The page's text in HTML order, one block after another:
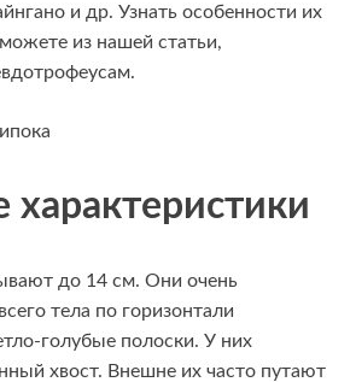
и др. Узнать особенности их
из нашей статьи,
характеристики
до 14 см. Они очень
тела по горизонтали
голубые полоски. У них
хвост. Внешне их часто путают